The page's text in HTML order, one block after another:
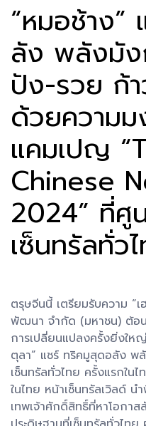
“หมอช้าง”
ลัง พลังมัง
ปัง-รวย ก้
ด้วยความม
แคมเปญ
Chinese
2024” ที่ศู
เซ็นทรัลทั่ว
ตรุษจีนนี้ เตรียมรับความ “
พัฒนา จำกัด (มหาชน) ต้อ
การเปลี่ยนแปลงครั้งยิ่งใ
ตุลา” แชร์ ทริคมูสุดอลัง พ
เซ็นทรัลทั่วไทย ครั้งแรกใน
ในไทย หน้าเซ็นทรัลเวิลด์
เทพเจ้าศักดิ์สิทธิ์ที่หาโอกา